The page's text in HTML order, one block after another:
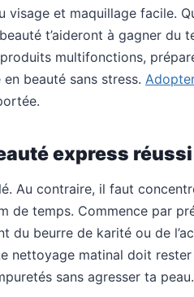
visage et maquillage facile.
t’aideront à gagner du
multifonctions,
beauté sans stress.
express réussi
Au contraire, il faut
de temps. Commence par
du beurre de karité ou de
nettoyage matinal doit
sans agresser ta peau.